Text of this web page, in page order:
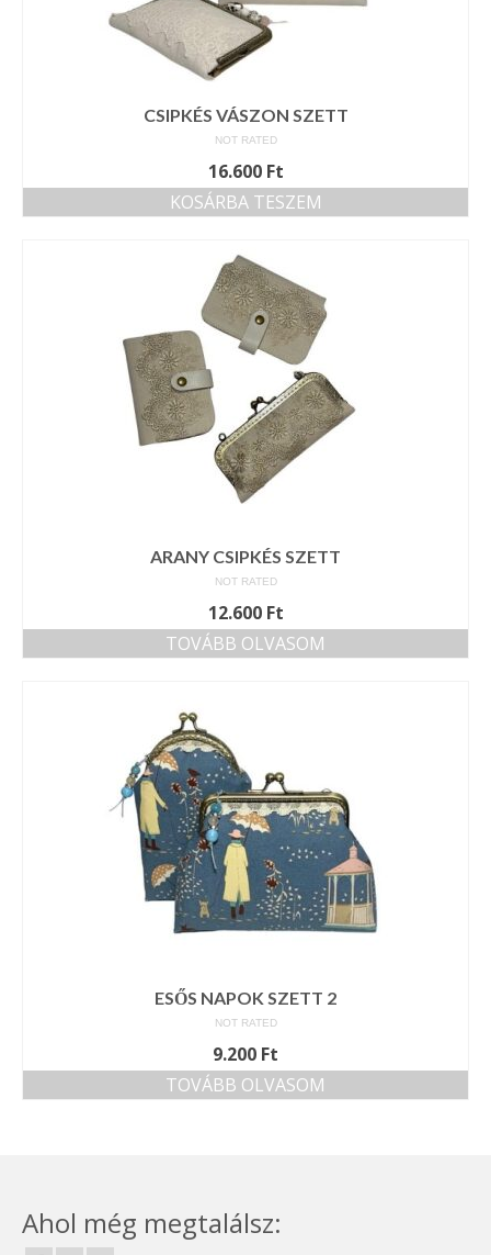
CSIPKÉS VÁSZON SZETT
NOT RATED
16.600 Ft
KOSÁRBA TESZEM
ARANY CSIPKÉS SZETT
NOT RATED
12.600 Ft
TOVÁBB OLVASOM
ESŐS NAPOK SZETT 2
NOT RATED
9.200 Ft
TOVÁBB OLVASOM
Ahol még megtalálsz: